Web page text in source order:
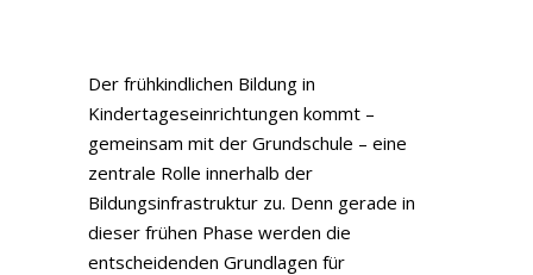
Der frühkindlichen Bildung in
Kindertageseinrichtungen kommt –
gemeinsam mit der Grundschule – eine
zentrale Rolle innerhalb der
Bildungsinfrastruktur zu. Denn gerade in
dieser frühen Phase werden die
entscheidenden Grundlagen für